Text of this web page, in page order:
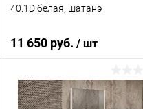
40.1D белая, шатанэ
11 650 руб. / шт
В корзину